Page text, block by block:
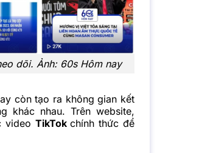
dõi. Ảnh: 60s Hôm nay
còn tạo ra không gian kết
khác nhau. Trên website,
video TikTok chính thức để